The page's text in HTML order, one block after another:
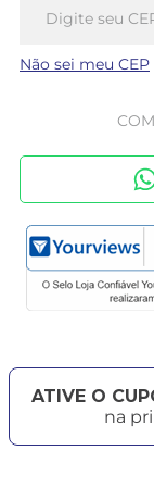
Não sei meu CEP
ATIVE O
na